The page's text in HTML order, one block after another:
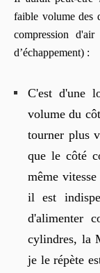
faible volume des
compression
d’échappement) :
C'est d'une
volume du
tourner plus
que le côté
même
il est
d'alimenter
cylindres, la
je le répète